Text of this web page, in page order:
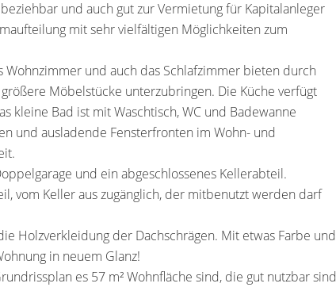
und auch gut zur Vermietung für Kapitalanleger
mit sehr vielfältigen Möglichkeiten zum
und auch das Schlafzimmer bieten durch
Möbelstücke unterzubringen. Die Küche verfügt
kleine Bad ist mit Waschtisch, WC und Badewanne
und ausladende Fensterfronten im Wohn- und
und ein abgeschlossenes Kellerabteil.
vom Keller aus zugänglich, der mitbenutzt werden darf
Holzverkleidung der Dachschrägen. Mit etwas Farbe und
in neuem Glanz!
es 57 m² Wohnfläche sind, die gut nutzbar sind